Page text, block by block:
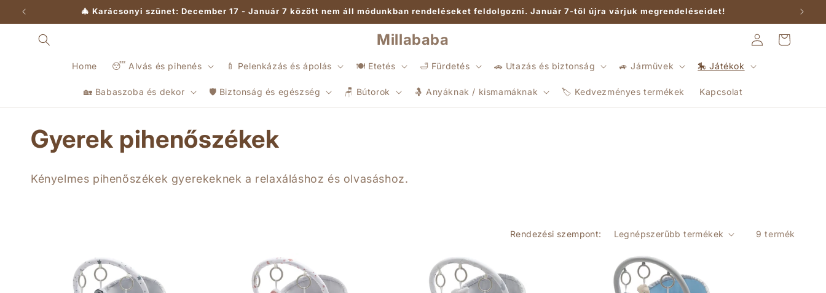
Ugrás a
🎄 Karácsonyi szünet: December 17 - Január 7 között nem áll módunkban rendeléseket feldolgozni. Január 7-től újra várjuk megrendeléseidet!
Millababa
Home 😴 Alvás és pihenés 🍼 Pelenkázás és ápolás 🍽️ Etetés 🛁 Fürdetés 🚗 Utazás és biztonság 🚙 Járművek 🎠 Játékok
🏡 Babaszoba és dekor 🛡️ Biztonság és egészség 🪑 Bútorok 🤱 Anyáknak / kismamáknak 🏷️ Kedvezményes termékek Kapcsolat
Bejelentkezés
Kosár
K
o
Gyerek pihenőszékek
Kényelmes pihenőszékek gyerekeknek a relaxáláshoz és olvasáshoz.
Rendezési szempont: 9 termék